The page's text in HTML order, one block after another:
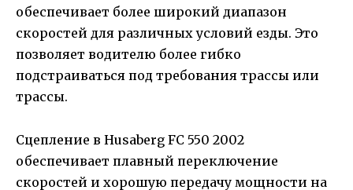
обеспечивает более широкий диапазон
скоростей для различных условий езды. Это
позволяет водителю более гибко
подстраиваться под требования трассы или
трассы.
Сцепление в Husaberg FC 550 2002
обеспечивает плавный переключение
скоростей и хорошую передачу мощности на